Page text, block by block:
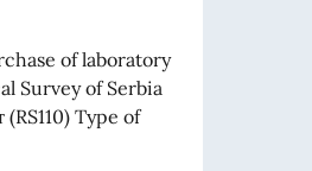
SETTORE PRIVATO
of laboratory
Survey of Serbia
(RS110) Type of